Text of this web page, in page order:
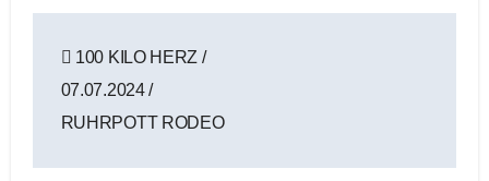
100 KILO HERZ /
07.07.2024 /
RUHRPOTT RODEO